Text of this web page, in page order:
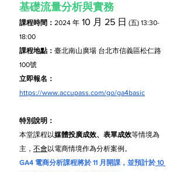
基礎流量分析與實務
課程時間： 2024 年 10 月 25 日 (五) 13:30-
18:00
課程地點： 臺北南山廣場 台北市信義區松仁路
100號
立即報名：
https://www.accupass.com/go/ga4basic
特別說明：
本堂課程以媒體投廣成效、表單成效等情境為
主， 不會 以電商情境作為分析案例。
GA4 電商分析課程將於 11 月開課，並預計於 10